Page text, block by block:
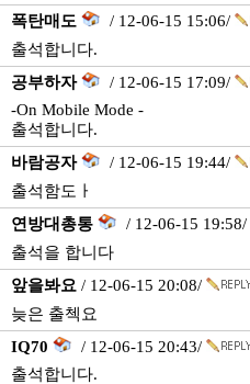
폭탄매도
/ 12-06-15 15:06/
출석합니다.
공부하자
/ 12-06-15 17:09/
-On Mobile Mode -
출석합니다.
바람공자
/ 12-06-15 19:44/
출석함도ㅏ
연방대총통
/ 12-06-15 19:58/
출석을 합니다
앞을봐요 / 12-06-15 20:08/
늦은 출첵요
IQ70
/ 12-06-15 20:43/
출석합니다.